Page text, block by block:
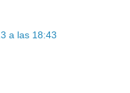
a las 18:43